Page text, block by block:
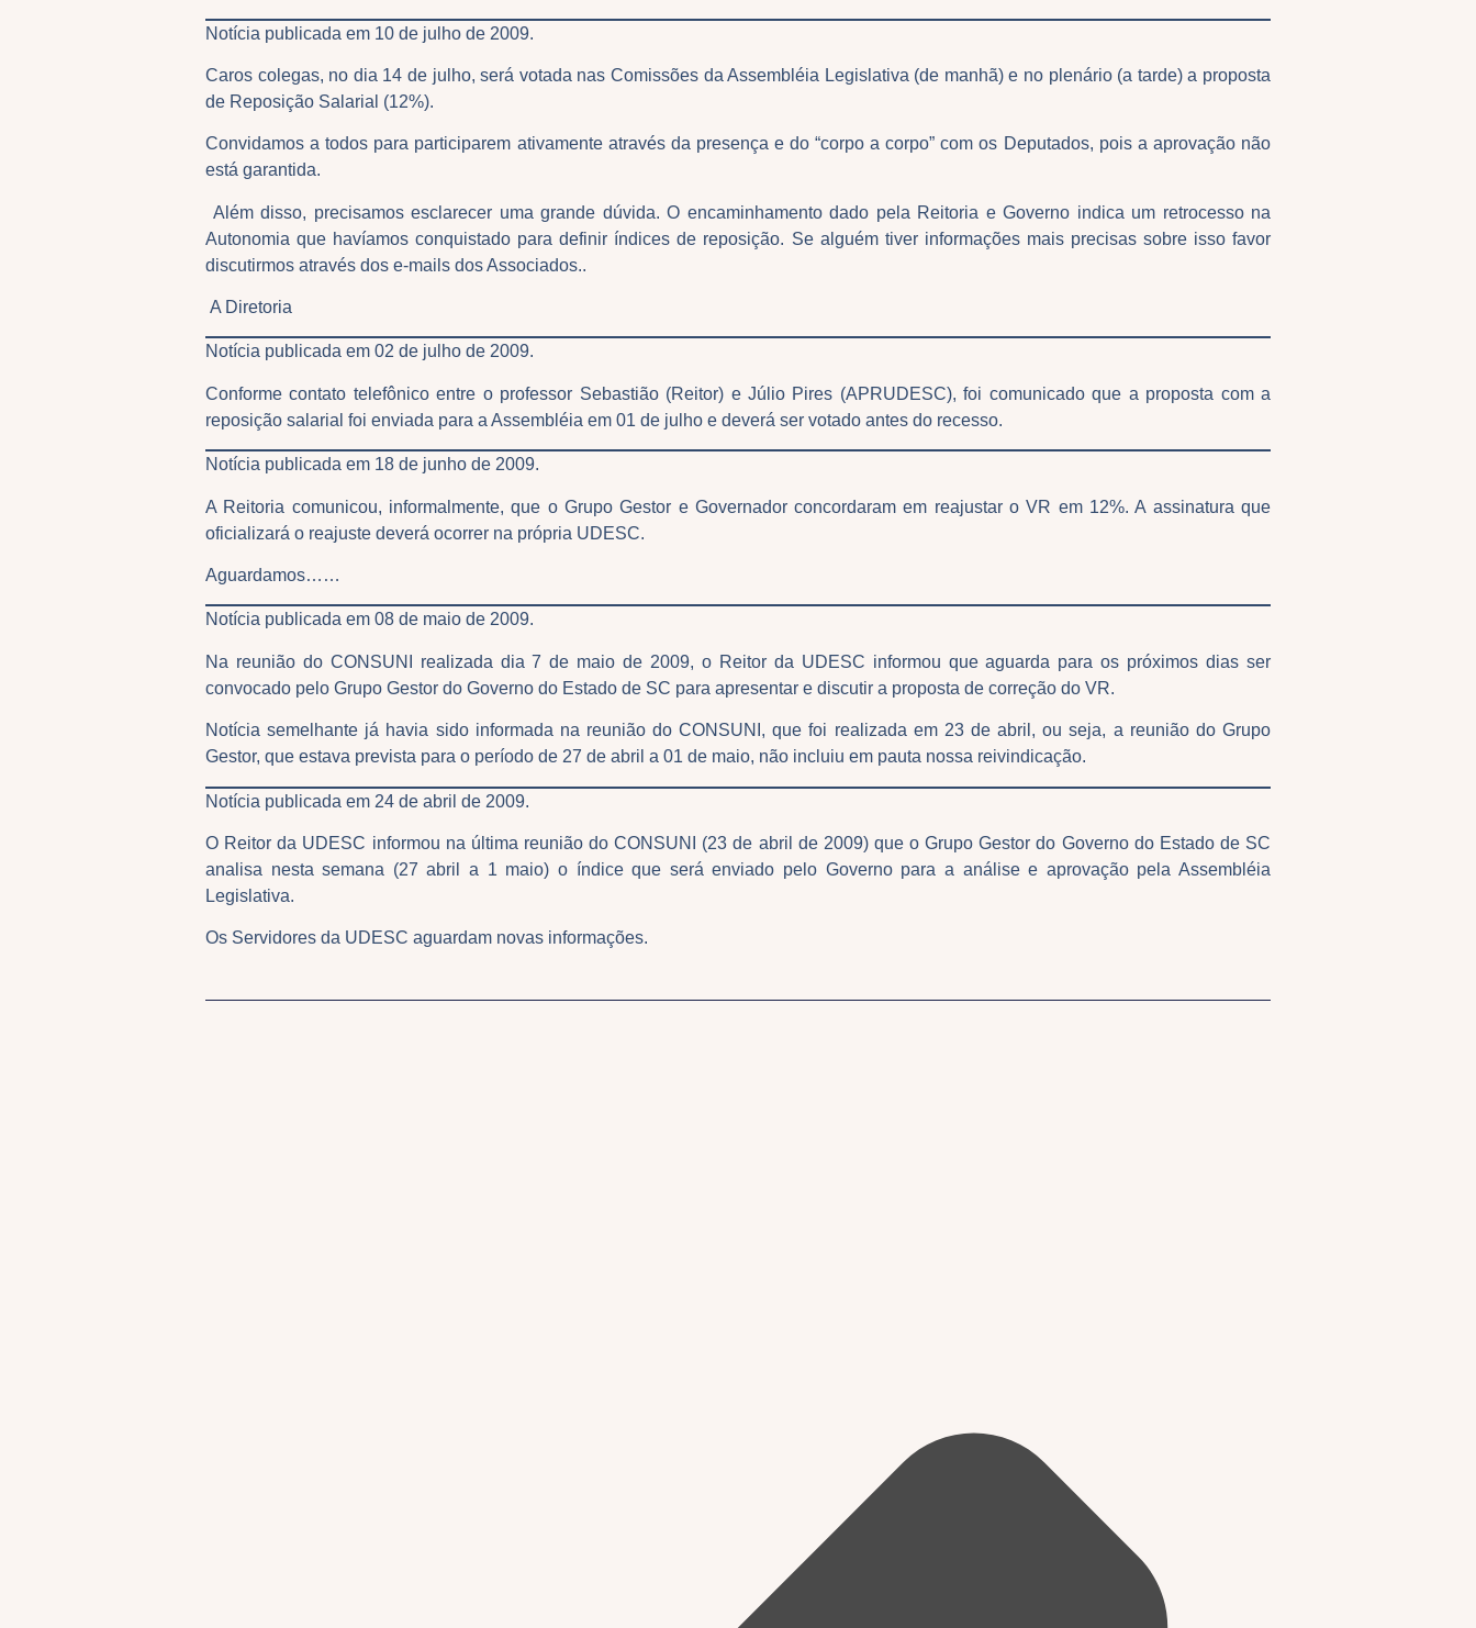
Notícia publicada em 10 de julho de 2009.
Caros colegas, no dia 14 de julho, será votada nas Comissões da Assembléia Legislativa (de manhã) e no plenário (a tarde) a proposta
de Reposição Salarial (12%).
Convidamos a todos para participarem ativamente através da presença e do “corpo a corpo” com os Deputados, pois a aprovação não
está garantida.
Além disso, precisamos esclarecer uma grande dúvida. O encaminhamento dado pela Reitoria e Governo indica um retrocesso na
Autonomia que havíamos conquistado para definir índices de reposição. Se alguém tiver informações mais precisas sobre isso favor
discutirmos através dos e-mails dos Associados..
A Diretoria
Notícia publicada em 02 de julho de 2009.
Conforme contato telefônico entre o professor Sebastião (Reitor) e Júlio Pires (APRUDESC), foi comunicado que a proposta com a
reposição salarial foi enviada para a Assembléia em 01 de julho e deverá ser votado antes do recesso.
Notícia publicada em 18 de junho de 2009.
A Reitoria comunicou, informalmente, que o Grupo Gestor e Governador concordaram em reajustar o VR em 12%. A assinatura que
oficializará o reajuste deverá ocorrer na própria UDESC.
Aguardamos……
Notícia publicada em 08 de maio de 2009.
Na reunião do CONSUNI realizada dia 7 de maio de 2009, o Reitor da UDESC informou que aguarda para os próximos dias ser
convocado pelo Grupo Gestor do Governo do Estado de SC para apresentar e discutir a proposta de correção do VR.
Notícia semelhante já havia sido informada na reunião do CONSUNI, que foi realizada em 23 de abril, ou seja, a reunião do Grupo
Gestor, que estava prevista para o período de 27 de abril a 01 de maio, não incluiu em pauta nossa reivindicação.
Notícia publicada em 24 de abril de 2009.
O Reitor da UDESC informou na última reunião do CONSUNI (23 de abril de 2009) que o Grupo Gestor do Governo do Estado de SC
analisa nesta semana (27 abril a 1 maio) o índice que será enviado pelo Governo para a análise e aprovação pela Assembléia
Legislativa.
Os Servidores da UDESC aguardam novas informações.